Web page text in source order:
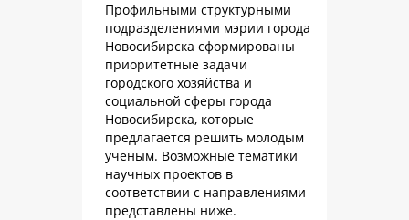
Профильными структурными
подразделениями мэрии города
Новосибирска сформированы
приоритетные задачи
городского хозяйства и
социальной сферы города
Новосибирска, которые
предлагается решить молодым
ученым. Возможные тематики
научных проектов в
соответствии с направлениями
представлены ниже.